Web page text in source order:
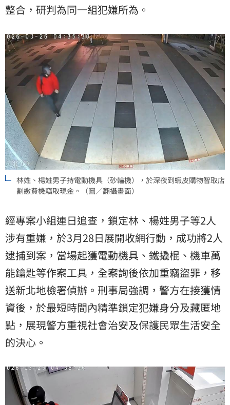
整合，研判為同一組犯嫌所為。
林姓、楊姓男子持電動機具（砂輪機），於深夜到蝦皮購物智取店
割繳費機竊取現金。（圖／翻攝畫面）
經專案小組連日追查，鎖定林、楊姓男子等2人
涉有重嫌，於3月28日展開收網行動，成功將2人
逮捕到案，當場起獲電動機具、鐵撬棍、機車萬
能鑰匙等作案工具，全案詢後依加重竊盜罪，移
送新北地檢署偵辦。刑事局強調，警方在接獲情
資後，於最短時間內精準鎖定犯嫌身分及藏匿地
點，展現警方重視社會治安及保護民眾生活安全
的決心。